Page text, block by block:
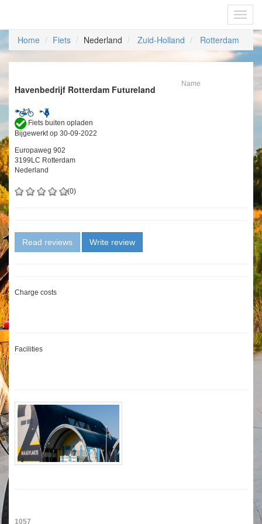
Home Fiets Nederland Zuid-Holland Rotterdam
Havenbedrijf Rotterdam Futureland Name
Fiets buiten opladen
Bijgewerkt op 30-09-2022
Europaweg 902
3199LC Rotterdam
Nederland
(0)
Read reviews Write review
Charge costs
Facilities
1057